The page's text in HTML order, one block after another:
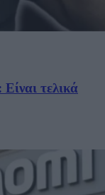
τελικά